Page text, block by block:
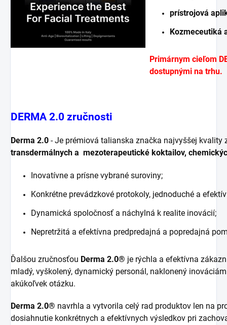
prístrojová
Kozmeceutiká
Primárnym cieľom
dostupnými na trhu.
DERMA 2.0 zručnosti
Derma 2.0 - Je prémiová talianska značka najvyššej kvality
transdermálnych a mezoterapeutické koktailov,
Inovatívne a prísne vybrané suroviny;
Konkrétne prevádzkové protokoly, jednoduché a
Dynamická spoločnosť a náchylná k realite inovácií;
Nepretržitá a efektívna predpredajná a popredajná
Ďalšou zručnosťou Derma 2.0® je rýchla a efektívna
mladý, vyškolený, dynamický personál, naklonený
akúkoľvek otázku.
Derma 2.0® navrhla a vytvorila celý rad produktov len na
dosiahnutie konkrétnych a efektívnych výsledkov pri